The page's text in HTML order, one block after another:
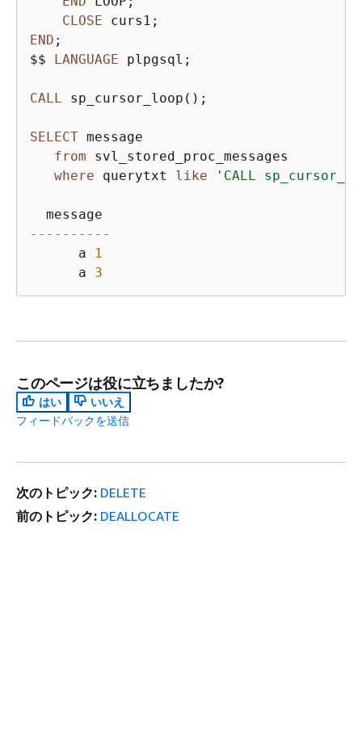
CLOSE
END ;
$$
LANGUAGE plpgsql;
CALL sp_cursor_loop();
SELECT message
from svl_stored_proc_messages
where querytxt like 'CALL
----------
      a
1
      a
3
このページは役に立ちましたか?
はい
いいえ
フィードバックを送信
次のトピック: DELETE
前のトピック: DEALLOCATE